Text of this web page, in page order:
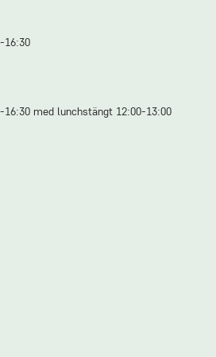
16:30
16:30 med lunchstängt 12:00-13:00